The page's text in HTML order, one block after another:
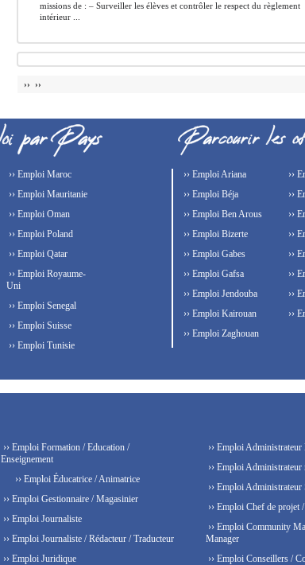
missions de : – Surveiller les élèves et contrôler le respect du règlement
intérieur ...
›› ››
›› Emploi Maroc
›› Emploi Mauritanie
›› Emploi Oman
›› Emploi Poland
›› Emploi Qatar
›› Emploi Royaume-
Uni
›› Emploi Senegal
›› Emploi Suisse
›› Emploi Tunisie
›› Emploi Ariana
›› Emploi Béja
›› Emploi Ben Arous
›› Emploi Bizerte
›› Emploi Gabes
›› Emploi Gafsa
›› Emploi Jendouba
›› Emploi Kairouan
››
››
››
››
››
››
››
››
›› Emploi Zaghouan
›› Emploi Formation / Education /
Enseignement
›› Emploi Éducatrice / Animatrice
›› Emploi Gestionnaire / Magasinier
›› Emploi Journaliste
›› Emploi Journaliste / Rédacteur / Traducteur
›› Emploi Juridique
›› Emploi Administrateur
›› Emploi Administrateur
›› Emploi Administrateur
›› Emploi Chef de projet
›› Emploi Community
Manager
›› Emploi Conseillers /